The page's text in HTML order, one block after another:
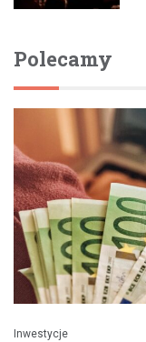
Polecamy
Inwestycje